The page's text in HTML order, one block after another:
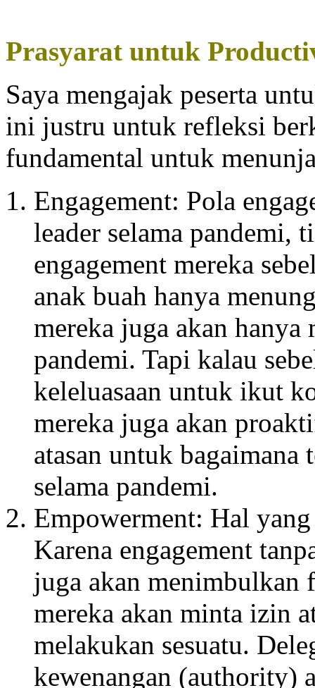
Prasyarat untuk
Saya mengajak peserta
ini justru untuk refleksi
fundamental untuk
Engagement: Pola
leader selama pandemi,
engagement mereka
anak buah hanya
mereka juga akan hanya
pandemi. Tapi kalau
keleluasaan untuk ikut
mereka juga akan
atasan untuk
selama pandemi.
Empowerment: Hal
Karena engagement
juga akan
mereka akan minta izin
melakukan sesuatu.
kewenangan (authority)